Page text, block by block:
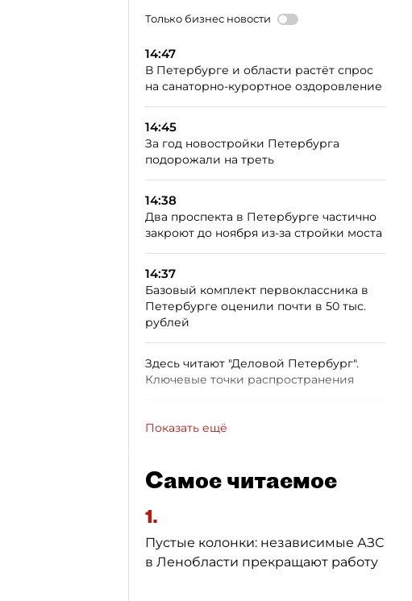
Только бизнес новости
14:47
В Петербурге и области растёт спрос
на санаторно-курортное оздоровление
14:45
За год новостройки Петербурга
подорожали на треть
14:38
Два проспекта в Петербурге частично
закроют до ноября из-за стройки моста
14:37
Базовый комплект первоклассника в
Петербурге оценили почти в 50 тыс.
рублей
Здесь читают "Деловой Петербург".
Ключевые точки распространения
Показать ещё
Самое читаемое
1.
Пустые колонки: независимые АЗС
в Ленобласти прекращают работу